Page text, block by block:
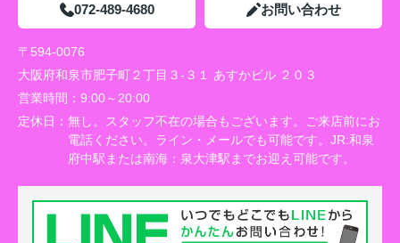
072-489-4680 お問い合わせ
〒594-0076
大阪府和泉市肥子町２丁目３-３１ あすかビル ２０３
営業時間： 9:00～20:00
定休日： 無し。スタッフ不在の場合もございます。ご来店前にお
電話ください。ライン・メールでも可能です。JR:和泉
府中駅または南海：泉大津駅までお迎え可能です。